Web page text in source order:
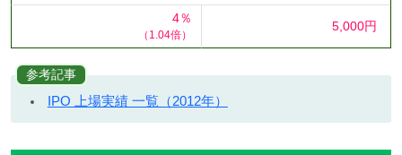
4％
（1.04倍）
5,000円
参考記事
IPO 上場実績 一覧（2012年）